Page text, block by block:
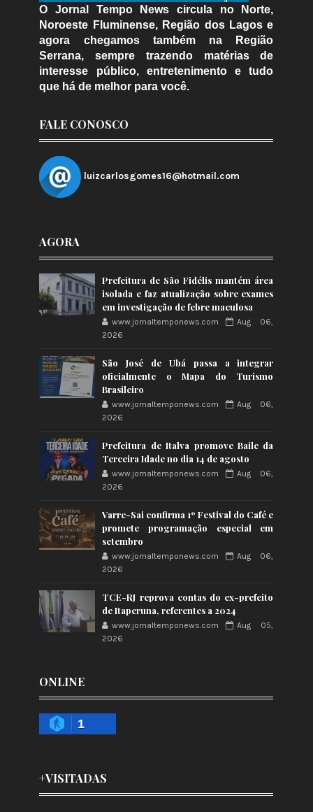
O Jornal Tempo News circula no Norte,
Noroeste Fluminense, Região dos Lagos e
agora chegamos também na Região
Serrana, sempre trazendo matérias de
interesse público, entretenimento e tudo
que há de melhor para você.
FALE CONOSCO
luizcarlosgomes16@hotmail.com
AGORA
Prefeitura de São Fidélis mantém área
isolada e faz atualização sobre exames
em investigação de febre maculosa
www.jornaltemponews.com
Aug 06,
2026
São José de Ubá passa a integrar
oficialmente o Mapa do Turismo
Brasileiro
www.jornaltemponews.com
Aug 06,
2026
Prefeitura de Italva promove Baile da
Terceira Idade no dia 14 de agosto
www.jornaltemponews.com
Aug 06,
2026
Varre-Sai confirma 1º Festival do Café e
promete programação especial em
setembro
www.jornaltemponews.com
Aug 06,
2026
TCE-RJ reprova contas do ex-prefeito
de Itaperuna, referentes a 2024
www.jornaltemponews.com
Aug 05,
2026
ONLINE
1
+VISITADAS